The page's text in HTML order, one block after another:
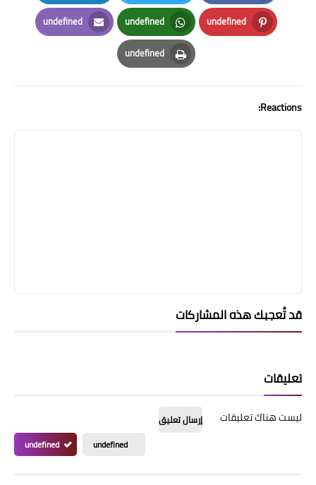
Facebook
Twitter
LinkedIn
undefined
Pinterest
undefined
Whatsapp
undefined
Email
undefined
Print
Reactions:
قد تُعجبك هذه المشاركات
تعليقات
ليست هناك تعليقات
إرسال تعليق
undefined
undefined